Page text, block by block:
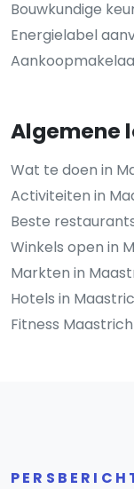
Bouwkundige
Energielabel
Algemene
Wat te doen in
Activiteiten in
Beste
Winkels open in
Markten in
Hotels in
Fitness